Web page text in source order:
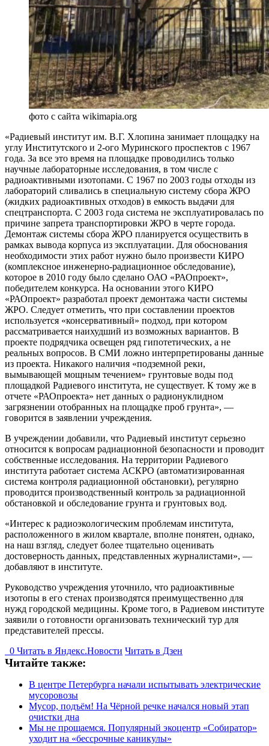
фото с сайта wikimapia.org
«Радиевый институт им. В.Г. Хлопина занимает площадку на
углу Институтского и 2-ого Муринского проспектов с 1967
года. За все это время на площадке проводились только
научные лабораторные исследования, в том числе с
радиоактивными изотопами. С 1967 по 2003 годы отходы из
лабораторий сливались в специальную систему сбора ЖРО
(жидких радиоактивных отходов) в емкость выдачи для
спецтранспорта. С 2003 года система не эксплуатировалась по
причине запрета транспортировки ЖРО в черте города.
Демонтаж системы сбора ЖРО планируется осуществить в
рамках вывода корпуса из эксплуатации. Для обоснования
необходимости этих работ нужно было произвести КИРО
(комплексное инженерно-радиационное обследование),
которое в 2010 году было сделано ОАО «РАОпроект»,
победителем конкурса. На основании этого КИРО
«РАОпроект» разработал проект демонтажа части системы
ЖРО. Следует отметить, что при составлении проектов
используется «консервативный» подход, при котором
рассматривается наихудший из возможных вариантов. В
проекте подрядчика освещен ряд гипотетических, а не
реальных вопросов. В СМИ ложно интерпретированы данные
из проекта. Никакого наличия «подземной реки,
вымывающей мощным течением» грунтовые воды под
площадкой Радиевого института, не существует. К тому же в
отчете «РАОпроекта» нет данных о радионуклидном
загрязнении отобранных на площадке проб грунта», —
говорится в заявлении учреждения.
В учреждении добавили, что Радиевый институт серьезно
относится к вопросам радиационной безопасности и проводит
собственные исследования. На территории Радиевого
института работает система АСКРО (автоматизированная
система контроля радиационной обстановки), регулярно
проводится производственный контроль за радиационной
обстановкой и обследование грунта и грунтовых вод.
«Интерес к радиоэкологическим проблемам института,
расположенного в жилом квартале, вполне понятен, однако,
на наш взгляд, следует более тщательно оценивать
достоверность данных, представленных журналистами», —
добавляют в институте.
Руководство учреждения уточнило, что радиоактивные
изотопы в его стенах производятся преимущественно для
нужд городской медицины. Кроме того, в Радиевом институте
заявили о готовности организовать технический тур для
представителей прессы.
0 Читать в Яндекс.Новости Читать в Дзен
Читайте также:
В центре Петербурга начали испытывать электрические
мусоровозы
Мусор, подъём! На Чёрной речке начался новый этап
очистки дна
Мы не прощаемся. Популярный экоцентр «Собиратор»
уходит на «бессрочные каникулы»